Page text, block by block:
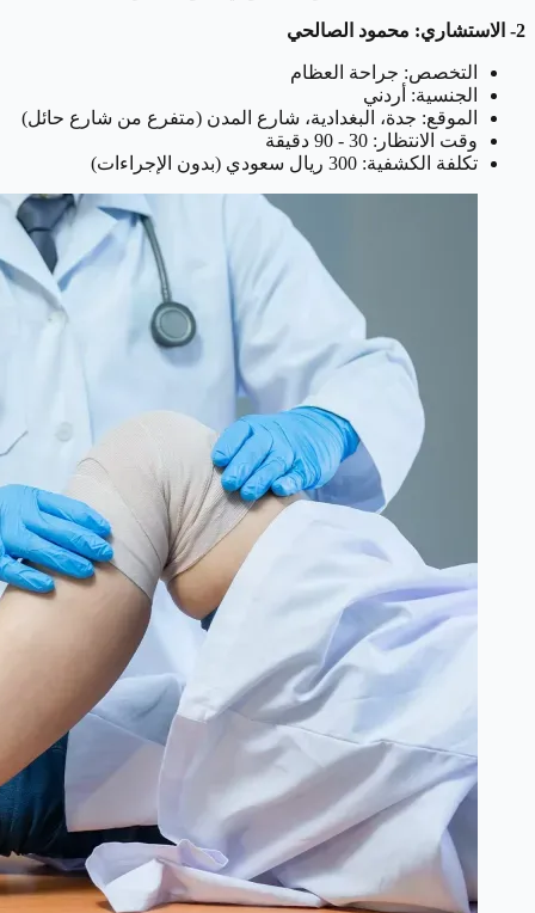
2- الاستشاري: محمود الصالحي
التخصص: جراحة العظام
الجنسية: أردني
الموقع: جدة، البغدادية، شارع المدن (متفرع من شارع حائل)
وقت الانتظار: 30 - 90 دقيقة
تكلفة الكشفية: 300 ريال سعودي (بدون الإجراءات)